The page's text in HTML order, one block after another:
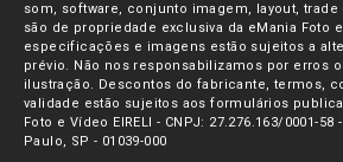
som, software, conjunto imagem, layout,
são de propriedade exclusiva da eMania Foto
especificações e imagens estão sujeitos a
prévio. Não nos responsabilizamos por erros
ilustração. Descontos do fabricante, termos,
validade estão sujeitos aos formulários
Foto e Vídeo EIRELI - CNPJ: 27.276.163/0001-58
Paulo, SP - 01039-000